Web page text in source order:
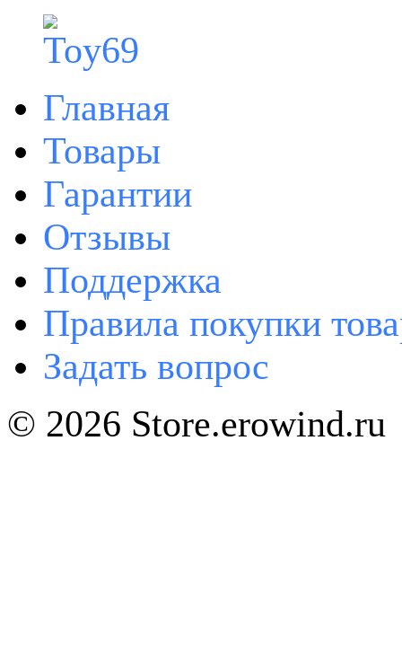
Главная
Товары
Гарантии
Отзывы
Поддержка
Правила покупки
Задать вопрос
© 2026 Store.erowind.ru